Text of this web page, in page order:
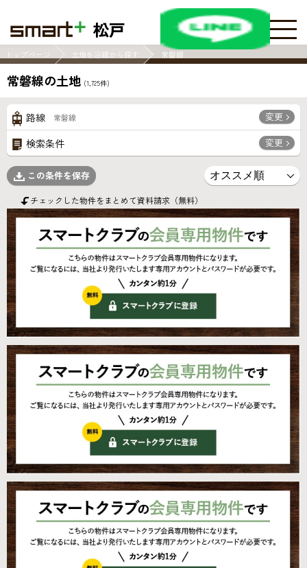
松戸
トップページ 土地を沿線から探す 常磐線
常磐線の土地 (1,725件)
路線 常磐線 変更
検索条件 変更
この条件を保存
チェックした物件をまとめて資料請求（無料）